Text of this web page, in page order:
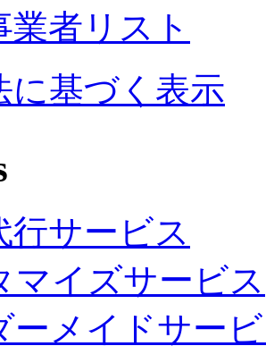
業者リスト
に基づく表示
行サービス
マイズサービス
ーメイドサー